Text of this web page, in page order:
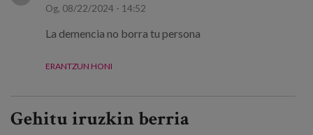
Og, 08/22/2024 - 14:52
La demencia no borra tu persona
ERANTZUN HONI
Gehitu iruzkin berria